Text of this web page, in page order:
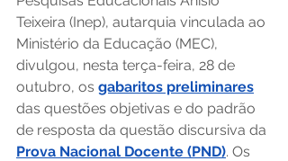
Teixeira (Inep), autarquia vinculada ao
Ministério da Educação (MEC),
divulgou, nesta terça-feira, 28 de
outubro, os gabaritos preliminares
das questões objetivas e do padrão
de resposta da questão discursiva da
Prova Nacional Docente (PND). Os